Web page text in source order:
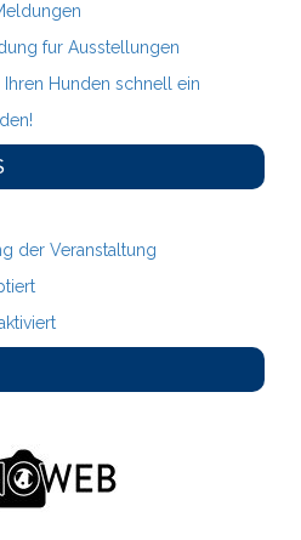
fur Ausstellungen
Hunden schnell ein
der Veranstaltung